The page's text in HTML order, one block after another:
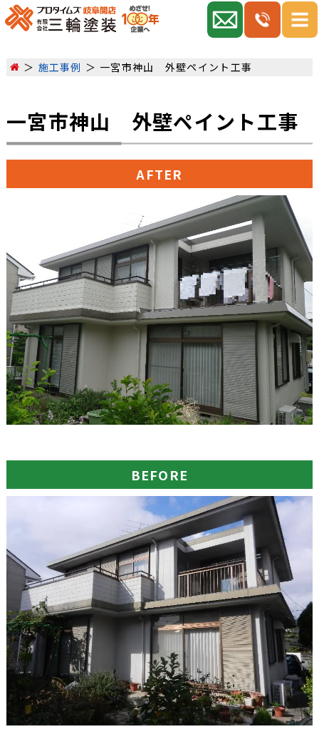
施工事例 一宮市神山 外壁ペイント工事
一宮市神山 外壁ペイント工事
AFTER
BEFORE